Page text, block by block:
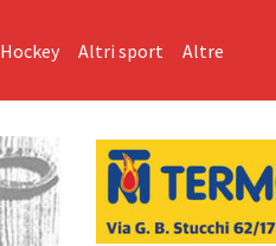
Hockey Altri sport Altre